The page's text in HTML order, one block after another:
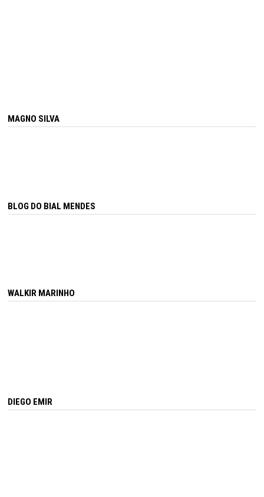
MAGNO SILVA
BLOG DO BIAL MENDES
WALKIR MARINHO
DIEGO EMIR